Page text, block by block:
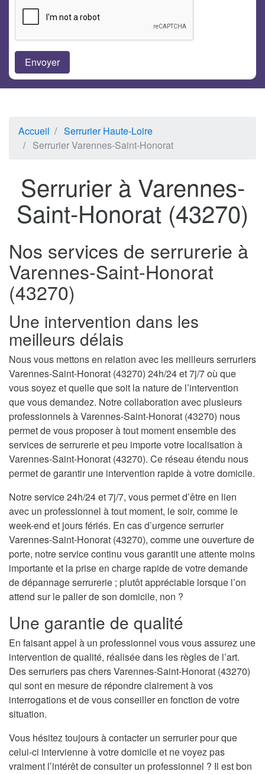
Accueil
Serrurier Haute-Loire
Serrurier Varennes-Saint-Honorat
Serrurier à Varennes-
Saint-Honorat (43270)
Nos services de serrurerie à
Varennes-Saint-Honorat
(43270)
Une intervention dans les
meilleurs délais
Nous vous mettons en relation avec les meilleurs serruriers
Varennes-Saint-Honorat (43270) 24h/24 et 7j/7 où que
vous soyez et quelle que soit la nature de l’intervention
que vous demandez. Notre collaboration avec plusieurs
professionnels à Varennes-Saint-Honorat (43270) nous
permet de vous proposer à tout moment ensemble des
services de serrurerie et peu importe votre localisation à
Varennes-Saint-Honorat (43270). Ce réseau étendu nous
permet de garantir une intervention rapide à votre domicile.
Notre service 24h/24 et 7j/7, vous permet d’être en lien
avec un professionnel à tout moment, le soir, comme le
week-end et jours fériés. En cas d’urgence serrurier
Varennes-Saint-Honorat (43270), comme une ouverture de
porte, notre service continu vous garantit une attente moins
importante et la prise en charge rapide de votre demande
de dépannage serrurerie ; plutôt appréciable lorsque l’on
attend sur le palier de son domicile, non ?
Une garantie de qualité
En faisant appel à un professionnel vous vous assurez une
intervention de qualité, réalisée dans les règles de l’art.
Des serruriers pas chers Varennes-Saint-Honorat (43270)
qui sont en mesure de répondre clairement à vos
interrogations et de vous conseiller en fonction de votre
situation.
Vous hésitez toujours à contacter un serrurier pour que
celui-ci intervienne à votre domicile et ne voyez pas
vraiment l’intérêt de consulter un professionnel ? Il est bon